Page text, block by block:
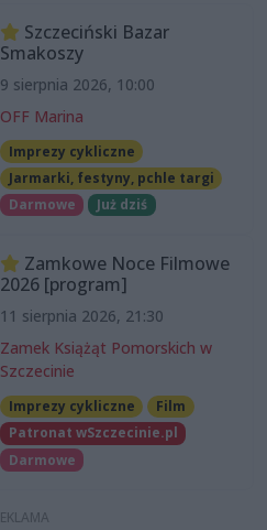
Szczeciński Bazar
Smakoszy
9 sierpnia 2026, 10:00
OFF Marina
Imprezy cykliczne
Jarmarki, festyny, pchle targi
Darmowe
Już dziś
Zamkowe Noce Filmowe
2026 [program]
11 sierpnia 2026, 21:30
Zamek Książąt Pomorskich w
Szczecinie
Imprezy cykliczne
Film
Patronat wSzczecinie.pl
Darmowe